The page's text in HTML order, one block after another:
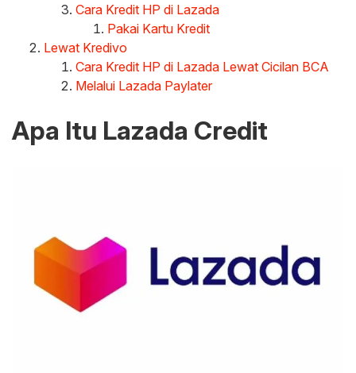
Cara Kredit HP di Lazada
Pakai Kartu Kredit
Lewat Kredivo
Cara Kredit HP di Lazada Lewat Cicilan BCA
Melalui Lazada Paylater
Apa Itu Lazada Credit